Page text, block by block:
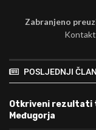
Zabranjeno
POSLJEDNJI
Otkriveni rezultati
Međugorja